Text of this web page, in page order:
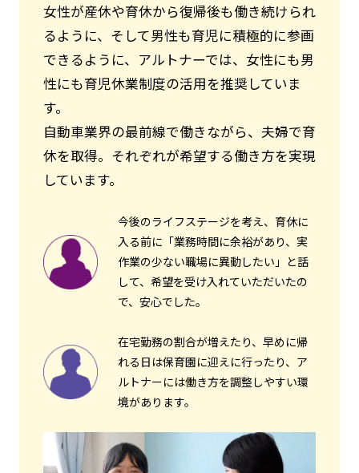
女性が産休や育休から復帰後も働き続けられ
るように、そして男性も育児に積極的に参画
できるように、アルトナーでは、女性にも男
性にも育児休業制度の活用を推奨していま
す。
自動車業界の最前線で働きながら、夫婦で育
休を取得。それぞれが希望する働き方を実現
しています。
今後のライフステージを考え、育休に
入る前に「業務時間に余裕があり、実
作業の少ない職場に異動したい」と話
して、希望を受け入れていただいたの
で、安心でした。
在宅勤務の割合が増えたり、早めに帰
れる日は保育園に迎えに行ったり、ア
ルトナーには働き方を調整しやすい環
境があります。